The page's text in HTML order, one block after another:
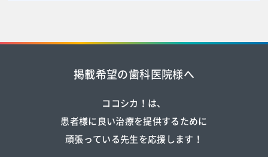
掲載希望の歯科医院様へ
ココシカ！は、
患者様に良い治療を提供するために
頑張っている先生を応援します！